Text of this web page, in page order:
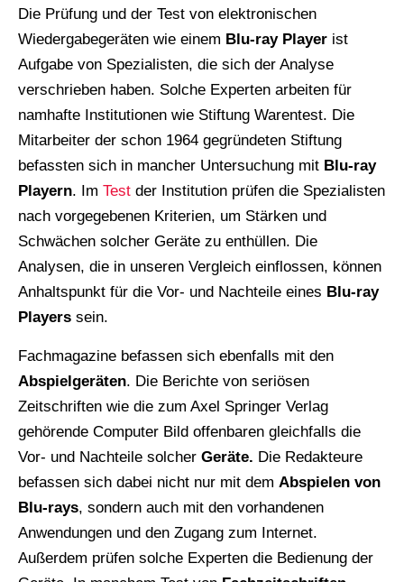
Die Prüfung und der Test von elektronischen
Wiedergabegeräten wie einem Blu-ray Player ist
Aufgabe von Spezialisten, die sich der Analyse
verschrieben haben. Solche Experten arbeiten für
namhafte Institutionen wie Stiftung Warentest. Die
Mitarbeiter der schon 1964 gegründeten Stiftung
befassten sich in mancher Untersuchung mit Blu-ray
Playern. Im Test der Institution prüfen die Spezialisten
nach vorgegebenen Kriterien, um Stärken und
Schwächen solcher Geräte zu enthüllen. Die
Analysen, die in unseren Vergleich einflossen, können
Anhaltspunkt für die Vor- und Nachteile eines Blu-ray
Players sein.
Fachmagazine befassen sich ebenfalls mit den
Abspielgeräten. Die Berichte von seriösen
Zeitschriften wie die zum Axel Springer Verlag
gehörende Computer Bild offenbaren gleichfalls die
Vor- und Nachteile solcher Geräte. Die Redakteure
befassen sich dabei nicht nur mit dem Abspielen von
Blu-rays, sondern auch mit den vorhandenen
Anwendungen und den Zugang zum Internet.
Außerdem prüfen solche Experten die Bedienung der